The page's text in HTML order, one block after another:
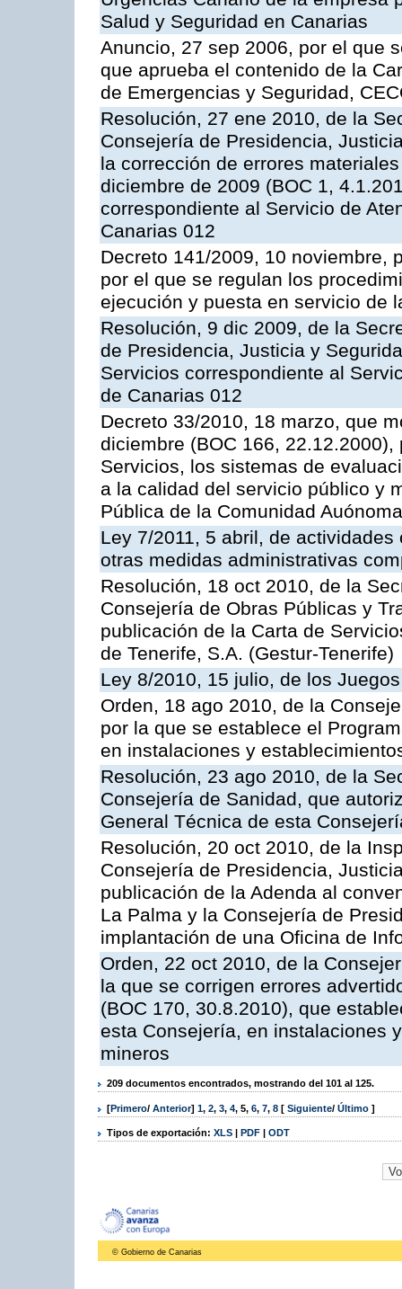
Salud y Seguridad en Canarias
Anuncio, 27 sep 2006, por el que
que aprueba el contenido de la
de Emergencias y Seguridad,
Resolución, 27 ene 2010, de la
Consejería de Presidencia,
la corrección de errores
diciembre de 2009 (BOC 1,
correspondiente al Servicio de
Canarias 012
Decreto 141/2009, 10 noviembre,
por el que se regulan los
ejecución y puesta en servicio de
Resolución, 9 dic 2009, de la
de Presidencia, Justicia y
Servicios correspondiente al
de Canarias 012
Decreto 33/2010, 18 marzo, que
diciembre (BOC 166,
Servicios, los sistemas de
a la calidad del servicio público y
Pública de la Comunidad
Ley 7/2011, 5 abril, de
otras medidas administrativas
Resolución, 18 oct 2010, de la
Consejería de Obras Públicas y
publicación de la Carta de
de Tenerife, S.A. (Gestur-Tenerife)
Ley 8/2010, 15 julio, de los
Orden, 18 ago 2010, de la
por la que se establece el
en instalaciones y
Resolución, 23 ago 2010, de la
Consejería de Sanidad, que
General Técnica de esta
Resolución, 20 oct 2010, de la
Consejería de Presidencia,
publicación de la Adenda al
La Palma y la Consejería de
implantación de una Oficina de
Orden, 22 oct 2010, de la
la que se corrigen errores
(BOC 170, 30.8.2010), que
esta Consejería, en instalaciones
mineros
209 documentos encontrados, mostrando del 101 al 125.
[Primero/ Anterior] 1, 2, 3, 4, 5, 6, 7, 8 [ Siguiente/ Último ]
Tipos de exportación: XLS | PDF | ODT
© Gobierno de Canarias